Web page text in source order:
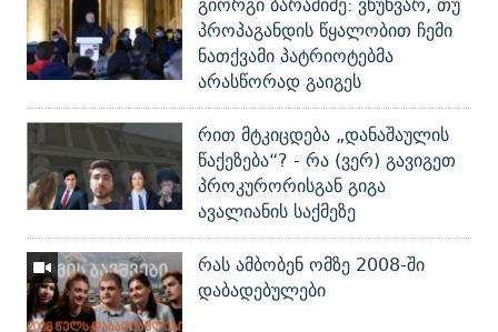
პროპაგანდის წყალობით ჩემი
ნათქვამი პატრიოტებმა
არასწორად გაიგეს
რით მტკიცდება „დანაშაულის
წაქეზება“? - რა (ვერ) გავიგეთ
პროკურორისგან გიგა
ავალიანის საქმეზე
რას ამბობენ ომზე 2008-ში
დაბადებულები